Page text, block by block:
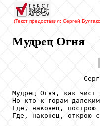
(Текст предоставил: Сергей
Мудрец Огня
Мудрец Огня, как чист
Но кто к горам
Где, наконец, построю
Где, наконец, открою